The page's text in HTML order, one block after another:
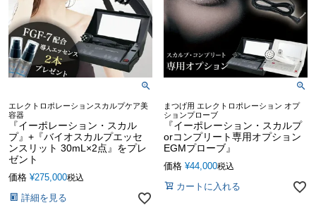
エレクトロポレーションスカルプケア美
容器
『イーポレーション・スカル
プ』+『バイオスカルプエッセ
ンスリット 30mL×2点』をプレ
ゼント
価格 ¥275,000税込
詳細を見る
まつげ用 エレクトロポレーション オプ
ションプローブ
『イーポレーション・スカルプ
orコンプリート専用オプション
EGMプローブ』
価格 ¥44,000税込
カートに入れる